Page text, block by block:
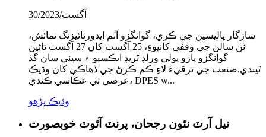
آگسٽ/30/2023
سازگار پاليسين جي ڪري، گوانگزو آٽم ايڊورٽائيزنگ نمائش،
ٽن سالن جي وقفي کانپوءِ، 25 آگسٽ کان 27 آگسٽ تائين
گوانگزو پازو پولي ورلڊ ٽريڊ ايڪسپو ۾ سڀني سان گڏ
ٿيندي.صنعت جي ترقيءَ لاءِ ڪم ڪرڻ جي ڏهاڪي کان وڌيڪ
عرصي تي عڪاسي ڪندي، DPES w...
وڌيڪ پڙهو
نيل آرٽ نئون رجحان، پرنٽ آئوٽ خوبصورت